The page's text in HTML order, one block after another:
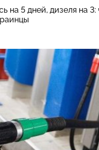
на 5 дней, дизеля на 3: